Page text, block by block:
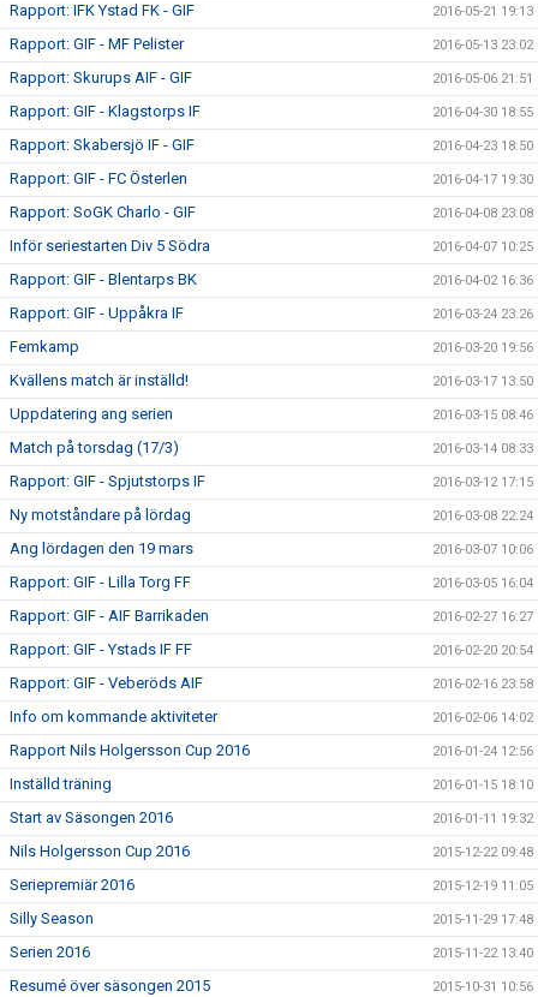
Rapport: IFK Ystad FK - GIF 2016-05-21 19:13
Rapport: GIF - MF Pelister 2016-05-13 23:02
Rapport: Skurups AIF - GIF 2016-05-06 21:51
Rapport: GIF - Klagstorps IF 2016-04-30 18:55
Rapport: Skabersjö IF - GIF 2016-04-23 18:50
Rapport: GIF - FC Österlen 2016-04-17 19:30
Rapport: SoGK Charlo - GIF 2016-04-08 23:08
Inför seriestarten Div 5 Södra 2016-04-07 10:25
Rapport: GIF - Blentarps BK 2016-04-02 16:36
Rapport: GIF - Uppåkra IF 2016-03-24 23:26
Femkamp 2016-03-20 19:56
Kvällens match är inställd! 2016-03-17 13:50
Uppdatering ang serien 2016-03-15 08:46
Match på torsdag (17/3) 2016-03-14 08:33
Rapport: GIF - Spjutstorps IF 2016-03-12 17:15
Ny motståndare på lördag 2016-03-08 22:24
Ang lördagen den 19 mars 2016-03-07 10:06
Rapport: GIF - Lilla Torg FF 2016-03-05 16:04
Rapport: GIF - AIF Barrikaden 2016-02-27 16:27
Rapport: GIF - Ystads IF FF 2016-02-20 20:54
Rapport: GIF - Veberöds AIF 2016-02-16 23:58
Info om kommande aktiviteter 2016-02-06 14:02
Rapport Nils Holgersson Cup 2016 2016-01-24 12:56
Inställd träning 2016-01-15 18:10
Start av Säsongen 2016 2016-01-11 19:32
Nils Holgersson Cup 2016 2015-12-22 09:48
Seriepremiär 2016 2015-12-19 11:05
Silly Season 2015-11-29 17:48
Serien 2016 2015-11-22 13:40
Resumé över säsongen 2015 2015-10-31 10:56